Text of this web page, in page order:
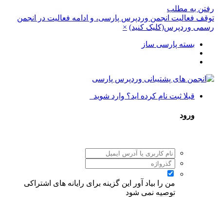
رفتن به مطلب
توقف فعالیت انجمن وردپرس پارسی، و ادامه فعالیت در انجمن
رسمی وردپرس(کلیک کنید) ×
بسته پارسی ساز
قبلا ثبت نام کرده اید؟ وارد شوید
ورود
من را بیاد آور
این گزینه برای رایانه های اشتراکی
توصیه نمی شود